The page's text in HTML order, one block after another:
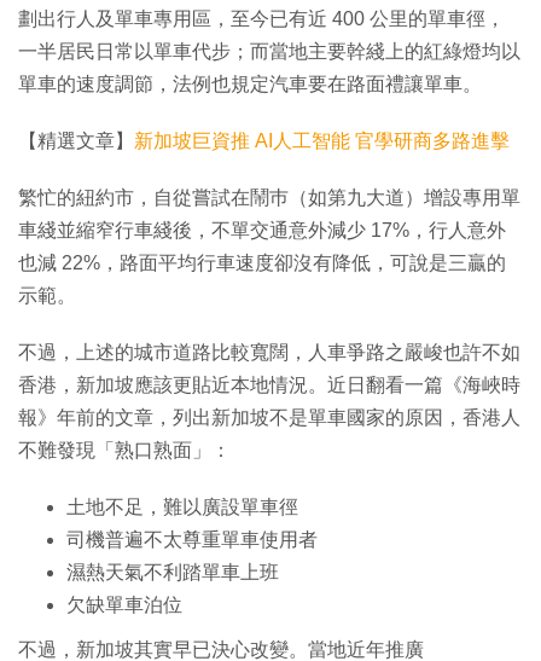
劃出行人及單車專用區，至今已有近 400 公里的單車徑，
一半居民日常以單車代步；而當地主要幹綫上的紅綠燈均以
單車的速度調節，法例也規定汽車要在路面禮讓單車。
【精選文章】 新加坡巨資推 AI人工智能 官學研商多路進擊
繁忙的紐約市，自從嘗試在鬧巿（如第九大道）增設專用單
車綫並縮窄行車綫後，不單交通意外減少 17%，行人意外
也減 22%，路面平均行車速度卻沒有降低，可說是三贏的
示範。
不過，上述的城市道路比較寬闊，人車爭路之嚴峻也許不如
香港，新加坡應該更貼近本地情況。近日翻看一篇《海峽時
報》年前的文章，列出新加坡不是單車國家的原因，香港人
不難發現「熟口熟面」：
土地不足，難以廣設單車徑
司機普遍不太尊重單車使用者
濕熱天氣不利踏單車上班
欠缺單車泊位
不過，新加坡其實早已決心改變。當地近年推廣